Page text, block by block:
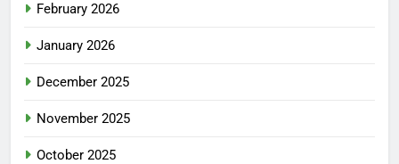
February 2026
January 2026
December 2025
November 2025
October 2025